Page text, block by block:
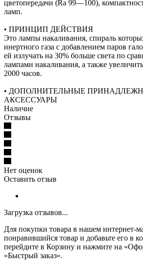
цветопередачи (Ra 99—100),
ламп.
• ПРИНЦИП ДЕЙСТВИЯ
Это лампы накаливания, спираль
инертного газа с добавлением паров
ей излучать на 30% больше света по
лампами накаливания, а также
2000 часов.
• ДОПОЛНИТЕЛЬНЫЕ
АКСЕССУАРЫ
Наличие
Отзывы
Нет оценок
Оставить отзыв
Загрузка отзывов...
Для покупки товара в нашем интернет-
понравившийся товар и добавьте его в
перейдите в Корзину и нажмите на
«Быстрый заказ».